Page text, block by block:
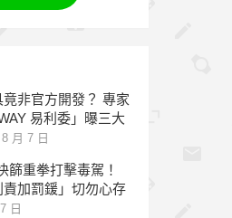
非官方開發？ 專家
易利委」曝三大
月 7 日
篩重拳打擊毒駕！
加罰鍰」切勿心存
日